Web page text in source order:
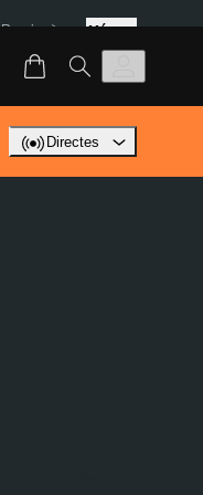
Perpinyà Més
Directes